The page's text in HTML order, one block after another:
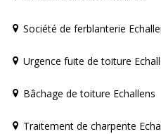
Société de ferblanterie
Urgence fuite de toiture
Bâchage de toiture Echallens
Traitement de charpente